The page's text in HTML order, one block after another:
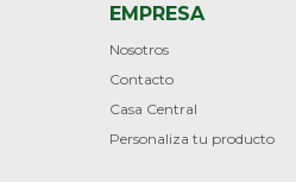
EMPRESA
Nosotros
Contacto
Casa Central
Personaliza tu producto